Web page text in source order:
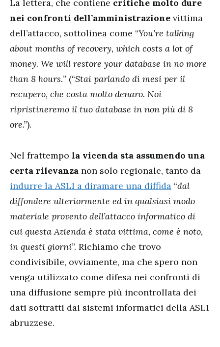
La lettera, che contiene critiche molto dure
nei confronti dell’amministrazione vittima
dell’attacco, sottolinea come “You’re talking
about months of recovery, which costs a lot of
money. We will restore your database in no more
than 8 hours.” (“Stai parlando di mesi per il
recupero, che costa molto denaro. Noi
ripristineremo il tuo database in non più di 8
ore.”).
Nel frattempo la vicenda sta assumendo una
certa rilevanza non solo regionale, tanto da
indurre la ASL1 a diramare una diffida “dal
diffondere ulteriormente ed in qualsiasi modo
materiale provento dell’attacco informatico di
cui questa Azienda è stata vittima, come è noto,
in questi giorni”. Richiamo che trovo
condivisibile, ovviamente, ma che spero non
venga utilizzato come difesa nei confronti di
una diffusione sempre più incontrollata dei
dati sottratti dai sistemi informatici della ASL1
abruzzese.